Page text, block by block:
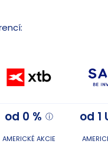
od 0 % od 1
AMERICKÉ AKCIE